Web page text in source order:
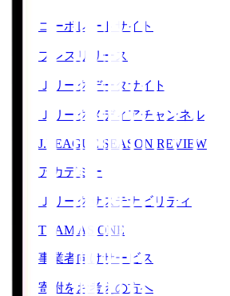
コーポレートサイト
プレスリリース
Ｊリーグデータサイト
Ｊリーグメディアチャンネル
J.LEAGUE SEASON REVIEW
アカデミー
Ｊリーグサステナビリティ
TEAM AS ONE
事業者向けサービス
寄附をお考えの方へ